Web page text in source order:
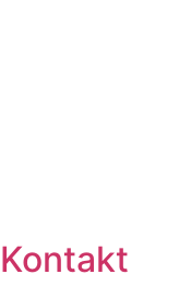
Kontakt